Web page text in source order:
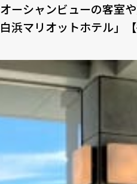
オーシャンビューの客室
⽩浜マリオットホテル」【